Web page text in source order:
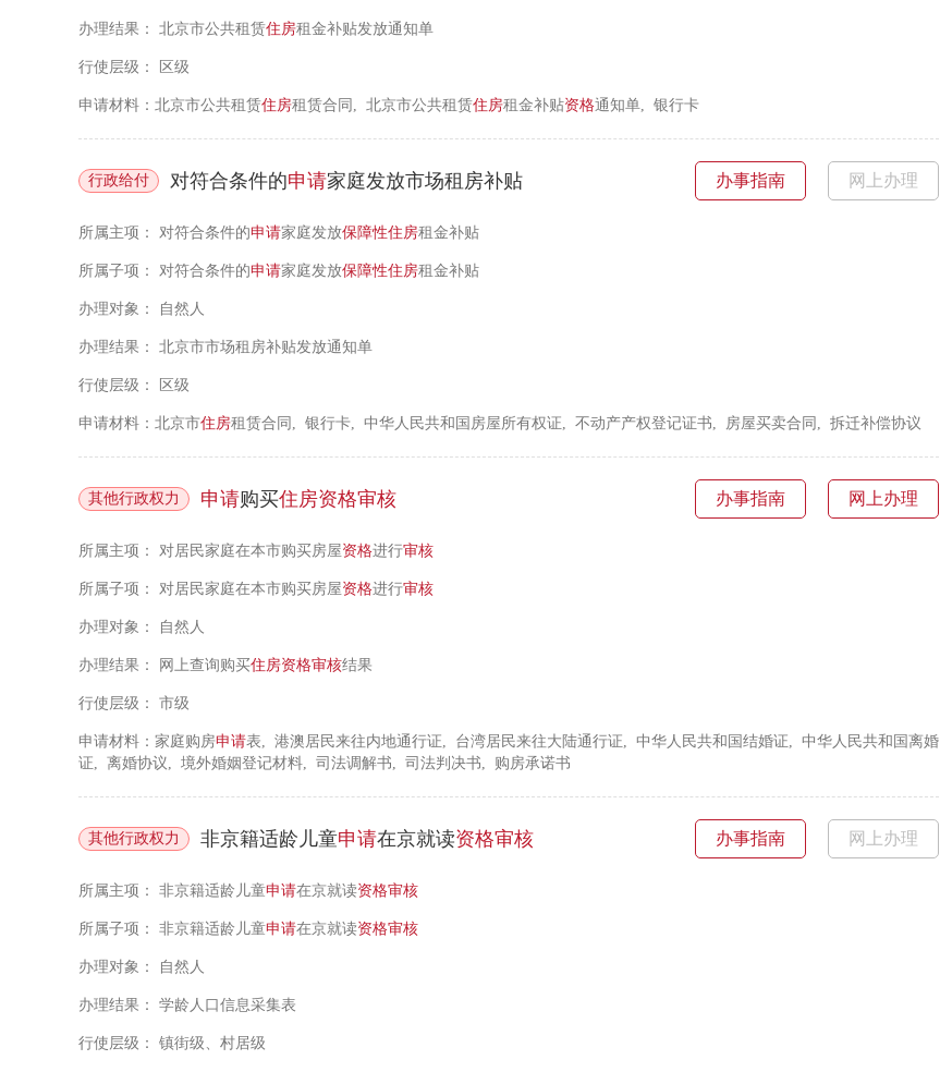
办理结果： 北京市公共租赁住房租金补贴发放通知单
行使层级： 区级
申请材料：北京市公共租赁住房租赁合同, 北京市公共租赁住房租金补贴资格通知单, 银行卡
行政给付 对符合条件的申请家庭发放市场租房补贴 办事指南 网上办理
所属主项： 对符合条件的申请家庭发放保障性住房租金补贴
所属子项： 对符合条件的申请家庭发放保障性住房租金补贴
办理对象： 自然人
办理结果： 北京市市场租房补贴发放通知单
行使层级： 区级
申请材料：北京市住房租赁合同, 银行卡, 中华人民共和国房屋所有权证, 不动产产权登记证书, 房屋买卖合同, 拆迁补偿协议
其他行政权力 申请购买住房资格审核 办事指南 网上办理
所属主项： 对居民家庭在本市购买房屋资格进行审核
所属子项： 对居民家庭在本市购买房屋资格进行审核
办理对象： 自然人
办理结果： 网上查询购买住房资格审核结果
行使层级： 市级
申请材料：家庭购房申请表, 港澳居民来往内地通行证, 台湾居民来往大陆通行证, 中华人民共和国结婚证, 中华人民共和国离婚
证, 离婚协议, 境外婚姻登记材料, 司法调解书, 司法判决书, 购房承诺书
其他行政权力 非京籍适龄儿童申请在京就读资格审核 办事指南 网上办理
所属主项： 非京籍适龄儿童申请在京就读资格审核
所属子项： 非京籍适龄儿童申请在京就读资格审核
办理对象： 自然人
办理结果： 学龄人口信息采集表
行使层级： 镇街级、村居级